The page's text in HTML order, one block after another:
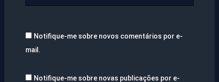
Notifique-me sobre novos comentários por e-
mail.
Notifique-me sobre novas publicações por e-